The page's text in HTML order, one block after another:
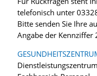
telefonisch unter
Bitte senden Sie Ihre
Angabe der Kennziffer
Dienstleistungszentrum